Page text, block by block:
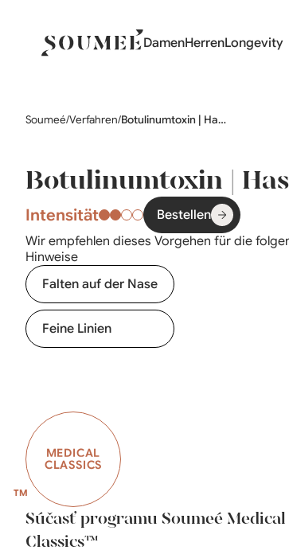
DamenHerrenLongevity
Soumeé/Verfahren/ Botulinumtoxin | Hasenlinien
Botulinumtoxin |
Intensität
Bestellen
Wir empfehlen dieses Vorgehen für die
Hinweise
Falten auf der Nase
Feine Linien
MEDICAL
CLASSICS
Súčasť programu Soumeé Medical
Classics™